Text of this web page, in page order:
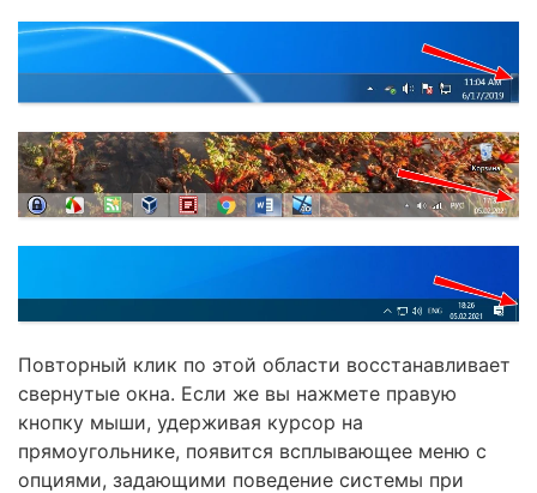
Повторный клик по этой области восстанавливает
свернутые окна. Если же вы нажмете правую
кнопку мыши, удерживая курсор на
прямоугольнике, появится всплывающее меню с
опциями, задающими поведение системы при